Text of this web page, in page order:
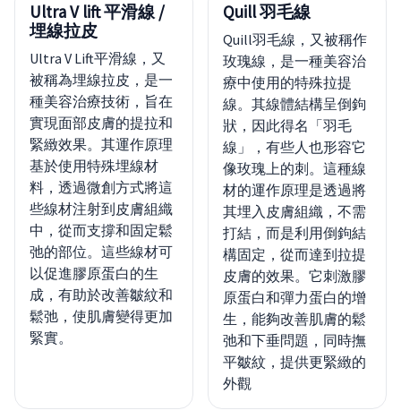
Ultra V lift 平滑線 /
埋線拉皮
Ultra V Lift平滑線，又
被稱為埋線拉皮，是一
種美容治療技術，旨在
實現面部皮膚的提拉和
緊緻效果。其運作原理
基於使用特殊埋線材
料，透過微創方式將這
些線材注射到皮膚組織
中，從而支撐和固定鬆
弛的部位。這些線材可
以促進膠原蛋白的生
成，有助於改善皺紋和
鬆弛，使肌膚變得更加
緊實。
Quill 羽毛線
Quill羽毛線，又被稱作
玫瑰線，是一種美容治
療中使用的特殊拉提
線。其線體結構呈倒鉤
狀，因此得名「羽毛
線」，有些人也形容它
像玫瑰上的刺。這種線
材的運作原理是透過將
其埋入皮膚組織，不需
打結，而是利用倒鉤結
構固定，從而達到拉提
皮膚的效果。它刺激膠
原蛋白和彈力蛋白的增
生，能夠改善肌膚的鬆
弛和下垂問題，同時撫
平皺紋，提供更緊緻的
外觀